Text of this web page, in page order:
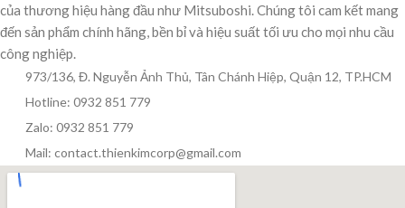
của thương hiệu hàng đầu như Mitsuboshi. Chúng tôi cam kết mang
đến sản phẩm chính hãng, bền bỉ và hiệu suất tối ưu cho mọi nhu cầu
công nghiệp.
973/136, Đ. Nguyễn Ảnh Thủ, Tân Chánh Hiệp, Quận 12, TP.HCM
Hotline: 0932 851 779
Zalo: 0932 851 779
Mail: contact.thienkimcorp@gmail.com